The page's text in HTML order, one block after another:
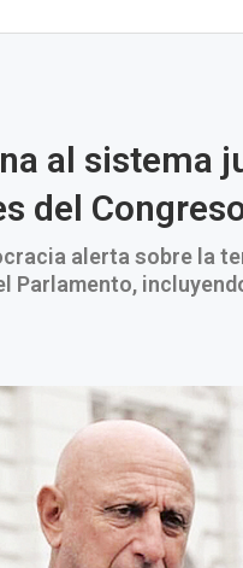
al sistema
del
alerta sobre la
Parlamento,